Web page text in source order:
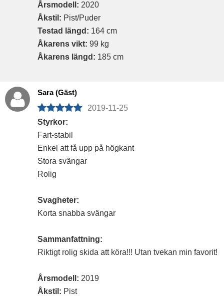
Årsmodell: 2020
Åkstil: Pist/Puder
Testad längd: 164 cm
Åkarens vikt: 99 kg
Åkarens längd: 185 cm
Sara (Gäst)
2019-11-25
Styrkor:
Fart-stabil
Enkel att få upp på högkant
Stora svängar
Rolig
Svagheter:
Korta snabba svängar
Sammanfattning:
Riktigt rolig skida att köra!!! Utan tvekan min favorit!
Årsmodell: 2019
Åkstil: Pist